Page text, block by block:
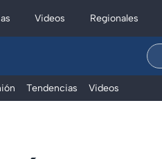
Videos Regionales
Tendencias Videos